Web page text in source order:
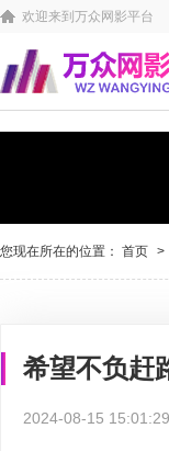
欢迎来到万众网影平台
您现在所在的位置： 首页 >
希望不负赶
2024-08-15